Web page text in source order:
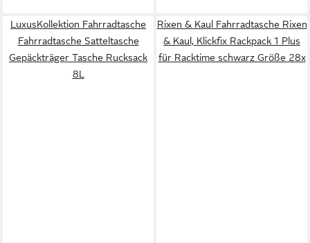
LuxusKollektion Fahrradtasche
Fahrradtasche Satteltasche
Gepäckträger Tasche Rucksack
8L
Rixen & Kaul Fahrradtasche Rixen
& Kaul, Klickfix Rackpack 1 Plus
für Racktime schwarz Größe 28x